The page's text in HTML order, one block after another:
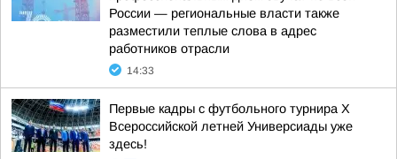
России — региональные власти также
разместили теплые слова в адрес
работников отрасли
14:33
Первые кадры с футбольного турнира X
Всероссийской летней Универсиады уже
здесь!